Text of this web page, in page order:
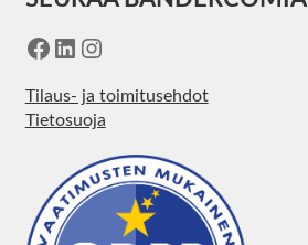
Facebook
LinkedIn
Instagram
Tilaus- ja toimitusehdot
Tietosuoja